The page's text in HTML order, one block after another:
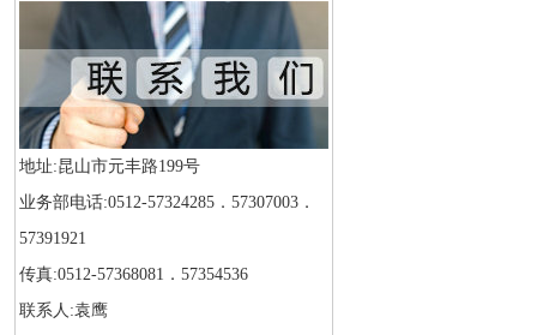
地址:昆山市元丰路199号
业务部电话:0512-57324285．57307003．
57391921
传真:0512-57368081．57354536
联系人:袁鹰